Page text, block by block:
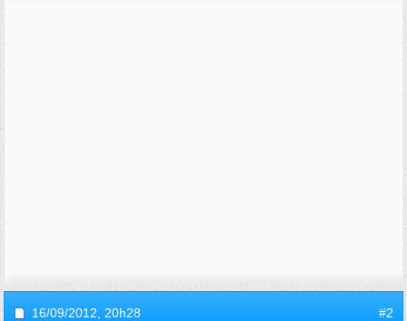
16/09/2012, 20h28 #2